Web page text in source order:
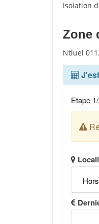
Isolation
Zone
Ntluel